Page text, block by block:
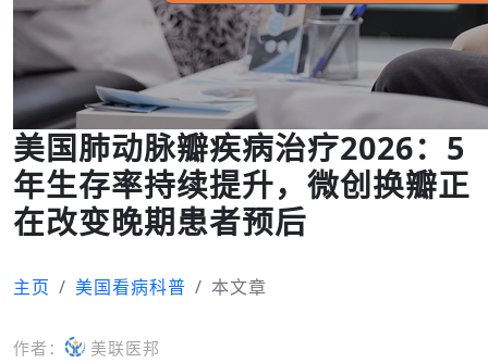
美国肺动脉瓣疾病治疗2026：5
年生存率持续提升，微创换瓣正
在改变晚期患者预后
主页 美国看病科普 本文章
作者：
美联医邦